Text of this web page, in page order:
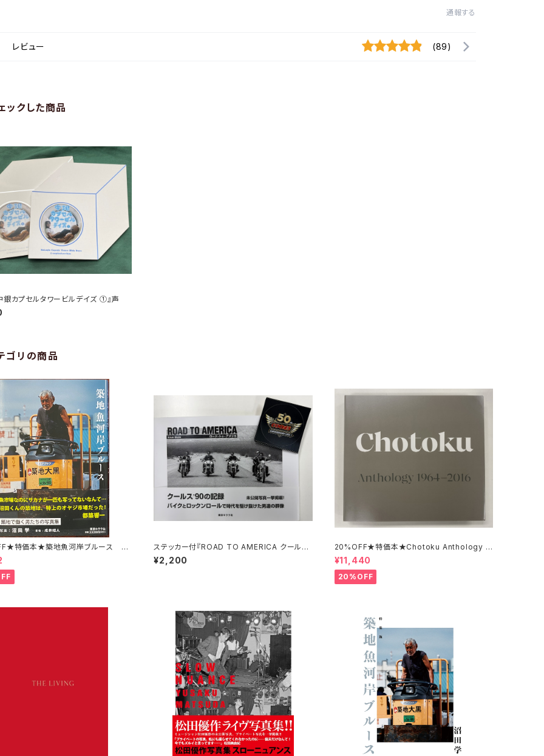
通報する
レビュー (89)
ックした商品
銀カプセルタワービルデイズ ①』声
ゴリの商品
特価本★築地魚河岸ブルース 沼
ステッカー付『ROAD TO AMERICA クール
ス’90の記録』大久保喜市
¥2,200
20%OFF★特価本★Chotoku Anthology 1
964-2016 田中長徳
¥11,440
20%OFF